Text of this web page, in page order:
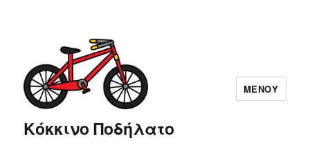
Κόκκινο Ποδήλατο
ΜΕΝΟΎ